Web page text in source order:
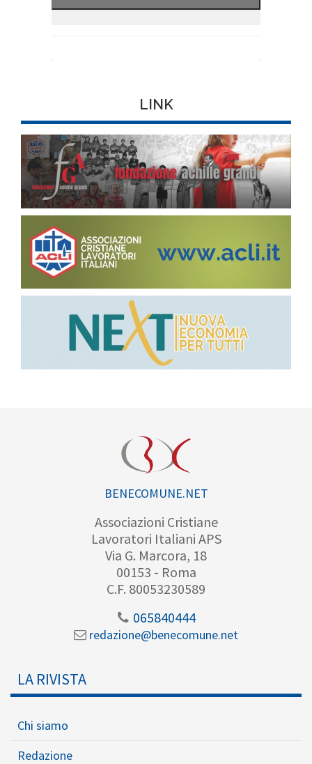
LINK
BENECOMUNE.NET
Associazioni Cristiane
Lavoratori Italiani APS
Via G. Marcora, 18
00153 - Roma
C.F. 80053230589
065840444
redazione@benecomune.net
LA RIVISTA
Chi siamo
Redazione